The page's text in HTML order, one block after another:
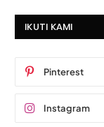
IKUTI KAMI
Pinterest
Instagram